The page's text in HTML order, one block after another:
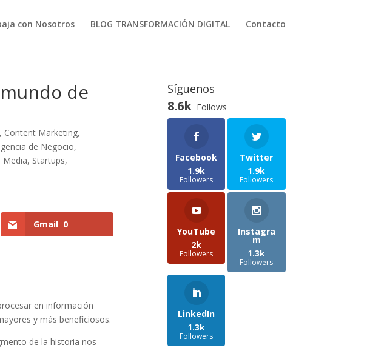
con Nosotros BLOG TRANSFORMACIÓN DIGITAL Contacto
de
, Content Marketing,
de Negocio,
Media, Startups,
Gmail 0
en información
y más beneficiosos.
de la historia nos
Síguenos
8.6k Follows
Facebook
1.9k
Followers
Twitter
1.9k
Followers
YouTube
2k
Followers
Instagra
m
1.3k
Followers
LinkedIn
1.3k
Followers